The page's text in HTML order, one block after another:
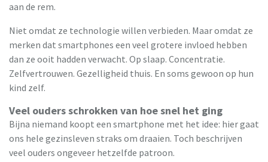
aan de rem.
Niet omdat ze technologie willen verbieden. Maar omdat ze
merken dat smartphones een veel grotere invloed hebben
dan ze ooit hadden verwacht. Op slaap. Concentratie.
Zelfvertrouwen. Gezelligheid thuis. En soms gewoon op hun
kind zelf.
Veel ouders schrokken van hoe snel het ging
Bijna niemand koopt een smartphone met het idee: hier gaat
ons hele gezinsleven straks om draaien. Toch beschrijven
veel ouders ongeveer hetzelfde patroon.